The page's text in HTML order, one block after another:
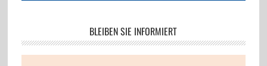
BLEIBEN SIE INFORMIERT